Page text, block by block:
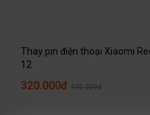
Thay pin điện thoại Xiaomi
12
320.000đ 440.000đ